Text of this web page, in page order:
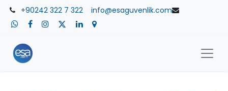
+90242 322 7 322 ​info@esaguvenlik.com